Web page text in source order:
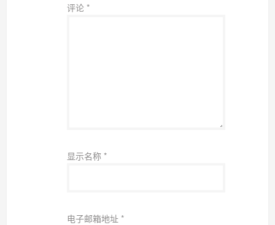
评论 *
显示名称 *
电子邮箱地址 *